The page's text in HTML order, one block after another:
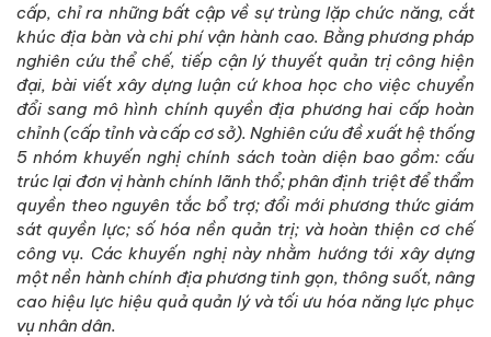
cấp, chỉ ra những bất cập về sự trùng lặp chức năng, cắt
khúc địa bàn và chi phí vận hành cao. Bằng phương pháp
nghiên cứu thể chế, tiếp cận lý thuyết quản trị công hiện
đại, bài viết xây dựng luận cứ khoa học cho việc chuyển
đổi sang mô hình chính quyền địa phương hai cấp hoàn
chỉnh (cấp tỉnh và cấp cơ sở). Nghiên cứu đề xuất hệ thống
5 nhóm khuyến nghị chính sách toàn diện bao gồm: cấu
trúc lại đơn vị hành chính lãnh thổ; phân định triệt để thẩm
quyền theo nguyên tắc bổ trợ; đổi mới phương thức giám
sát quyền lực; số hóa nền quản trị; và hoàn thiện cơ chế
công vụ. Các khuyến nghị này nhằm hướng tới xây dựng
một nền hành chính địa phương tinh gọn, thông suốt, nâng
cao hiệu lực hiệu quả quản lý và tối ưu hóa năng lực phục
vụ nhân dân.